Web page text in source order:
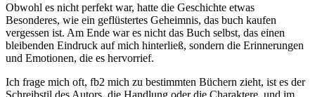
Obwohl es nicht perfekt war, hatte die Geschichte etwas
Besonderes, wie ein geflüstertes Geheimnis, das buch kaufen
vergessen ist. Am Ende war es nicht das Buch selbst, das einen
bleibenden Eindruck auf mich hinterließ, sondern die Erinnerungen
und Emotionen, die es hervorrief.
Ich frage mich oft, fb2 mich zu bestimmten Büchern zieht, ist es der
Schreibstil des Autors, die Handlung oder die Charaktere, und im